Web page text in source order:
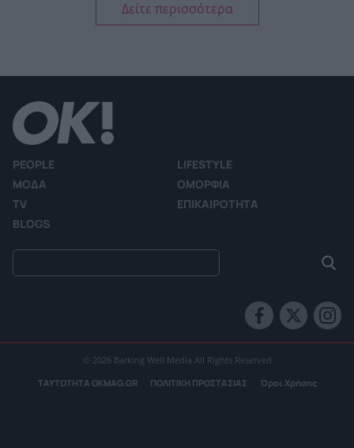
Δείτε περισσότερα
PEOPLE
LIFESTYLE
ΜΟΔΑ
ΟΜΟΡΦΙΑ
TV
ΕΠΙΚΑΙΡΟΤΗΤΑ
BLOGS
© 2026 Barking Well Media All Rights Reserved
ΤΑΥΤΟΤΗΤΑ OKMAG.GR ΠΟΛΙΤΙΚΗ ΠΡΟΣΤΑΣΙΑΣ Όροι Χρήσης